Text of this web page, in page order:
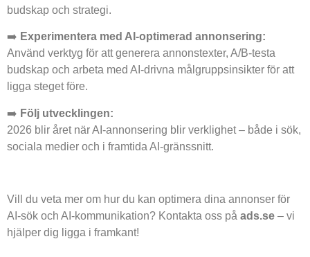
budskap och strategi.
➡️ Experimentera med AI-optimerad annonsering:
Använd verktyg för att generera annonstexter, A/B-testa
budskap och arbeta med AI-drivna målgruppsinsikter för att
ligga steget före.
➡️ Följ utvecklingen:
2026 blir året när AI-annonsering blir verklighet – både i sök,
sociala medier och i framtida AI-gränssnitt.
Vill du veta mer om hur du kan optimera dina annonser för
AI-sök och AI-kommunikation? Kontakta oss på ads.se – vi
hjälper dig ligga i framkant!